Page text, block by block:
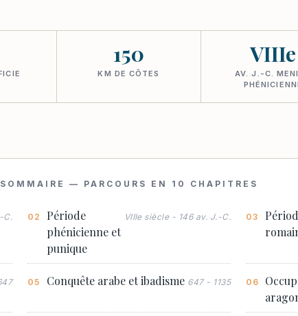
150
KM DE CÔTES
VIIIe
AV. J.-C.
SOMMAIRE — PARCOURS EN 10 CHAPITRES
C.
Période
phénicienne et
punique
VIIIe siècle - 146 av. J.-C.
Conquête arabe et ibadisme 647 - 1135